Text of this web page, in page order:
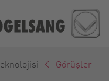
Görüşler